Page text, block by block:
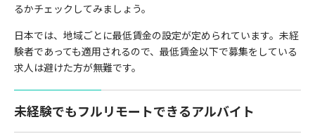
るかチェックしてみましょう。
日本では、地域ごとに最低賃金の設定が定められています。未経
験者であっても適用されるので、最低賃金以下で募集をしている
求人は避けた方が無難です。
未経験でもフルリモートできるアルバイト